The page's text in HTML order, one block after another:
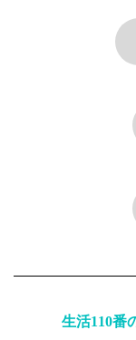
生活110番